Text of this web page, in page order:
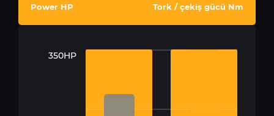
Power HP Tork / çekiş gücü Nm
350HP